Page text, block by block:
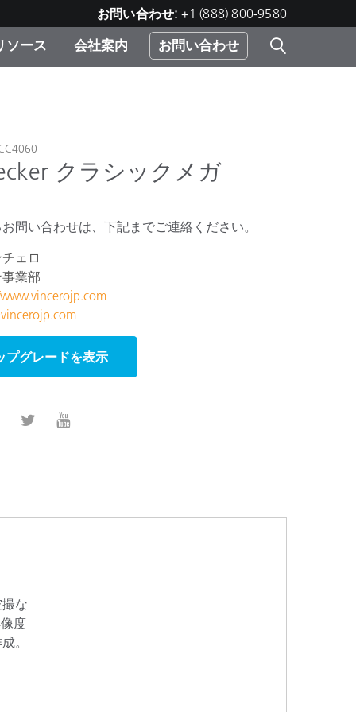
お問い合わせ: +1 (888) 800-9580
ソース 会社案内 お問い合わせ
クラシックメガ
問い合わせは、下記までご連絡ください。
ェロ
業部
プグレードを表示
な
度
。